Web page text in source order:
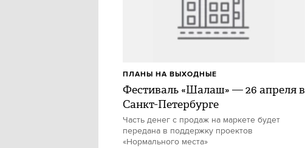
Фестиваль «Шалаш» — 26 апреля в
Санкт-Петербурге
Часть денег с продаж на маркете будет
передана в поддержку проектов
«Нормального места»
ПЛАНЫ НА ВЫХОДНЫЕ